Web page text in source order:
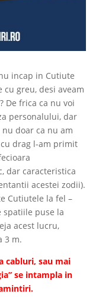
incap in Cutiute
cu greu, desi aveam
De frica ca nu voi
personalului, dar
doar ca nu am
drag l-am primit
dar caracteristica
acestei zodii).
Cutiutele la fel –
spatiile puse la
acest lucru,
3 m.
cabluri, sau mai
se intampla in